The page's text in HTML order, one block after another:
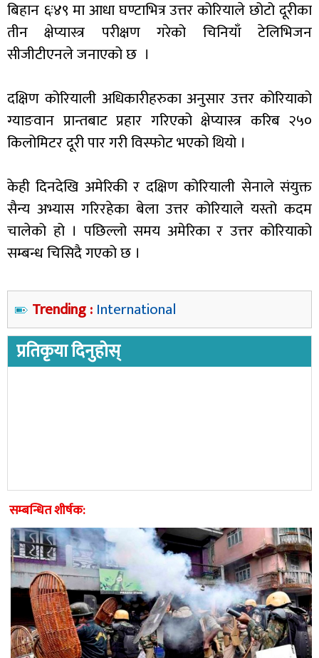
बिहान ६ः४९ मा आधा घण्टाभित्र उत्तर कोरियाले छोटो दूरीका
तीन क्षेप्यास्त्र परीक्षण गरेको चिनियाँ टेलिभिजन
सीजीटीएनले जनाएको छ ।
दक्षिण कोरियाली अधिकारीहरुका अनुसार उत्तर कोरियाको
ग्याङवान प्रान्तबाट प्रहार गरिएको क्षेप्यास्त्र करिब २५०
किलोमिटर दूरी पार गरी विस्फोट भएको थियो ।
केही दिनदेखि अमेरिकी र दक्षिण कोरियाली सेनाले संयुक्त
सैन्य अभ्यास गरिरहेका बेला उत्तर कोरियाले यस्तो कदम
चालेको हो । पछिल्लो समय अमेरिका र उत्तर कोरियाको
सम्बन्ध चिसिदै गएको छ ।
Trending : International
प्रतिकृया दिनुहोस्
सम्बन्धित शीर्षक: